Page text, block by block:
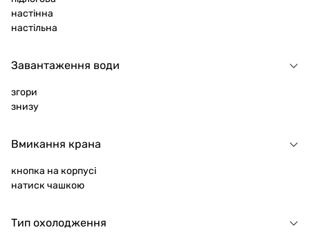
настінна
настільна
Завантаження води
згори
знизу
Вмикання крана
кнопка на корпусі
натиск чашкою
Тип охолодження